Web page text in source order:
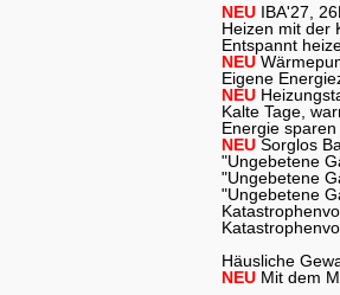
NEU IBA'27,
Heizen mit der
Entspannt
NEU
Eigene
NEU
Kalte Tage,
Energie
NEU Sorglos
"Ungebetene
"Ungebetene
"Ungebetene
Häusliche
NEU Mit dem